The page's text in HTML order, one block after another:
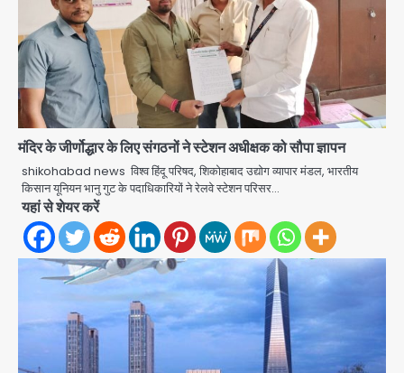
मंदिर के जीर्णोद्धार के लिए संगठनों ने स्टेशन अधीक्षक को सौपा ज्ञापन
shikohabad news विश्व हिंदू परिषद, शिकोहाबाद उद्योग व्यापार मंडल, भारतीय
किसान यूनियन भानु गुट के पदाधिकारियों ने रेलवे स्टेशन परिसर…
यहां से शेयर करें
2
Team JHJ
एयरपोर्ट का फर्जी कर्मचारी बनकर 3 लाख
उड़ाए, अब पहुंचा सलाखों के पीछे
Team JHJ